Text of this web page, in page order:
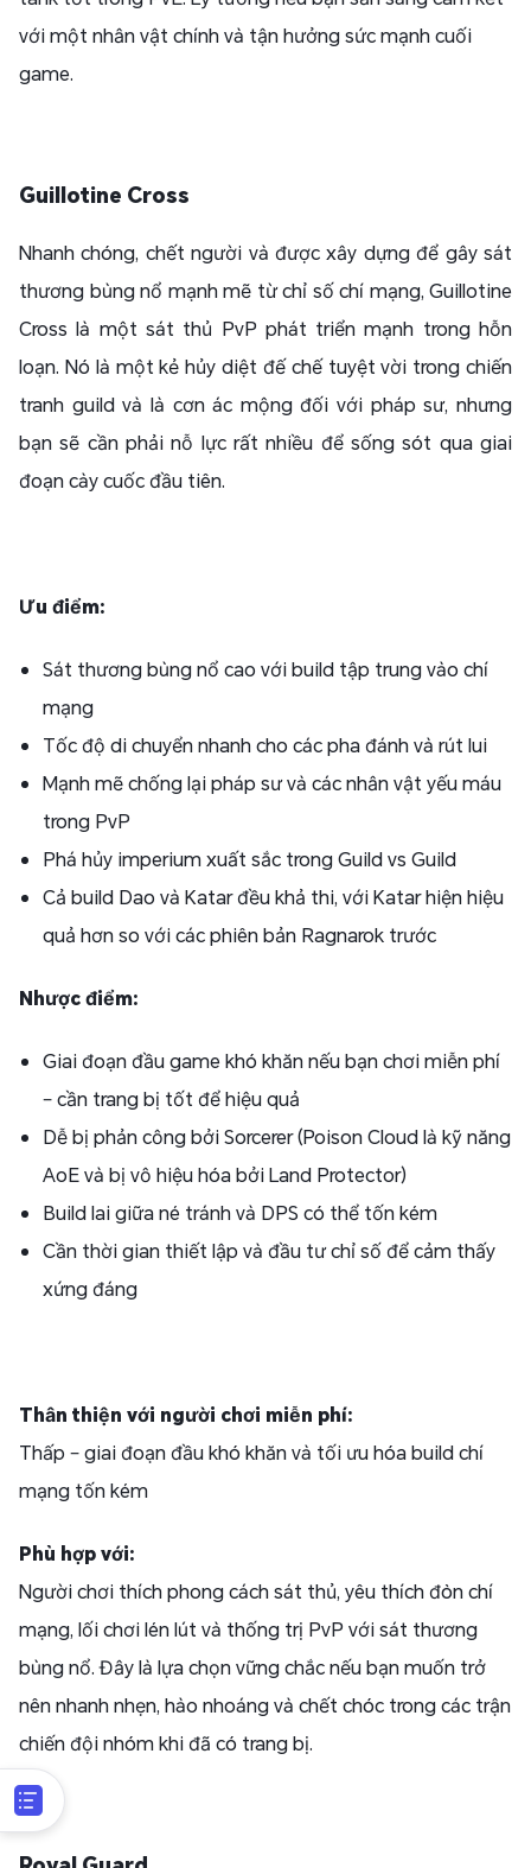
với một nhân vật chính và tận hưởng sức mạnh cuối
game.
Guillotine Cross
Nhanh chóng, chết người và được xây dựng để gây sát
thương bùng nổ mạnh mẽ từ chỉ số chí mạng, Guillotine
Cross là một sát thủ PvP phát triển mạnh trong hỗn
loạn. Nó là một kẻ hủy diệt đế chế tuyệt vời trong chiến
tranh guild và là cơn ác mộng đối với pháp sư, nhưng
bạn sẽ cần phải nỗ lực rất nhiều để sống sót qua giai
đoạn cày cuốc đầu tiên.
Ưu điểm:
Sát thương bùng nổ cao với build tập trung vào chí
mạng
Tốc độ di chuyển nhanh cho các pha đánh và rút lui
Mạnh mẽ chống lại pháp sư và các nhân vật yếu máu
trong PvP
Phá hủy imperium xuất sắc trong Guild vs Guild
Cả build Dao và Katar đều khả thi, với Katar hiện hiệu
quả hơn so với các phiên bản Ragnarok trước
Nhược điểm:
Giai đoạn đầu game khó khăn nếu bạn chơi miễn phí
– cần trang bị tốt để hiệu quả
Dễ bị phản công bởi Sorcerer (Poison Cloud là kỹ năng
AoE và bị vô hiệu hóa bởi Land Protector)
Build lai giữa né tránh và DPS có thể tốn kém
Cần thời gian thiết lập và đầu tư chỉ số để cảm thấy
xứng đáng
Thân thiện với người chơi miễn phí:
Thấp – giai đoạn đầu khó khăn và tối ưu hóa build chí
mạng tốn kém
Phù hợp với:
Người chơi thích phong cách sát thủ, yêu thích đòn chí
mạng, lối chơi lén lút và thống trị PvP với sát thương
bùng nổ. Đây là lựa chọn vững chắc nếu bạn muốn trở
nên nhanh nhẹn, hào nhoáng và chết chóc trong các trận
chiến đội nhóm khi đã có trang bị.